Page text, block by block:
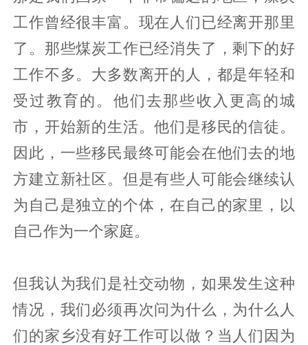
工作曾经很丰富。现在人们已经离开那里
了。那些煤炭工作已经消失了，剩下的好
工作不多。大多数离开的人，都是年轻和
受过教育的。他们去那些收入更高的城
市，开始新的生活。他们是移民的信徒。
因此，一些移民最终可能会在他们去的地
方建立新社区。但是有些人可能会继续认
为自己是独立的个体，在自己的家里，以
自己作为一个家庭。
但我认为我们是社交动物，如果发生这种
情况，我们必须再次问为什么，为什么人
们的家乡没有好工作可以做？当人们因为